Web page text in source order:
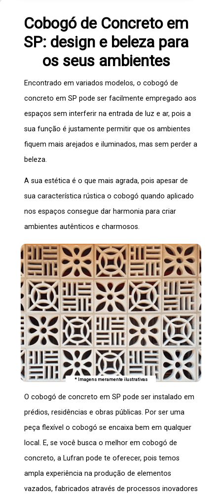
Cobogó de Concreto em
SP: design e beleza para
os seus ambientes
Encontrado em variados modelos, ocobogó de
concreto em SP pode ser facilmente empregado aos
espaços sem interferir na entrada de luz e ar, pois a
sua função é justamente permitir que os ambientes
fiquem mais arejados e iluminados, mas sem perder a
beleza.
A sua estética é o que mais agrada, pois apesar de
sua característica rústica ocobogó quando aplicado
nos espaços consegue dar harmonia para criar
ambientes autênticos e charmosos.
* Imagens meramente ilustrativas
Ocobogó de concreto em SP pode ser instalado em
prédios, residências e obras públicas. Por ser uma
peça flexível ocobogó se encaixa bem em qualquer
local. E, se você busca o melhor emcobogó de
concreto, a Lufran pode te oferecer, pois temos
ampla experiência na produção de elementos
vazados, fabricados através de processos inovadores